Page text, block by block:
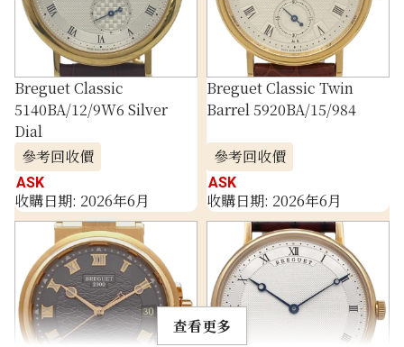
Breguet Classic
5140BA/12/9W6 Silver
Dial
參考回收價
ASK
收購日期: 2026年6月
Breguet Classic Twin
Barrel 5920BA/15/984
參考回收價
ASK
收購日期: 2026年6月
查看更多